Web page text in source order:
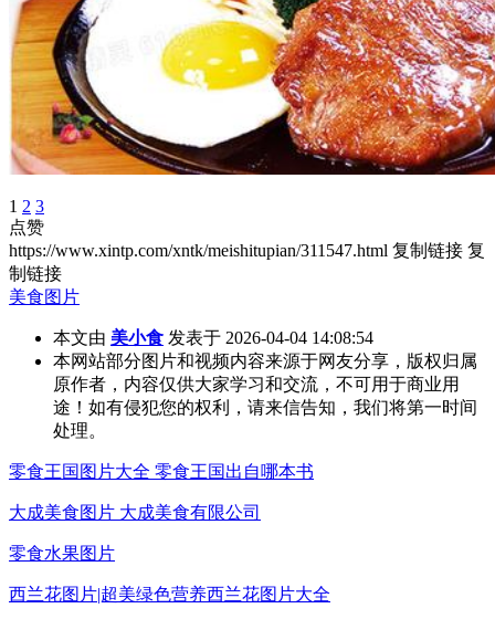
1 2 3
点赞
https://www.xintp.com/xntk/meishitupian/311547.html 复制链接 复
制链接
美食图片
本文由 美小食 发表于 2026-04-04 14:08:54
本网站部分图片和视频内容来源于网友分享，版权归属
原作者，内容仅供大家学习和交流，不可用于商业用
途！如有侵犯您的权利，请来信告知，我们将第一时间
处理。
零食王国图片大全 零食王国出自哪本书
大成美食图片 大成美食有限公司
零食水果图片
西兰花图片|超美绿色营养西兰花图片大全